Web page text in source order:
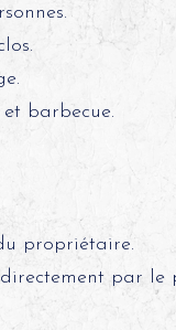
barbecue.
propriétaire.
directement par le